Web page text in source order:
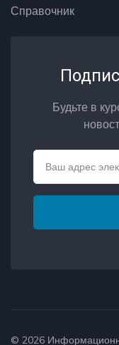
Справочник
Будьте в
© 2026